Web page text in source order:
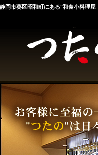
静岡市葵区昭和町にある"和食小料理